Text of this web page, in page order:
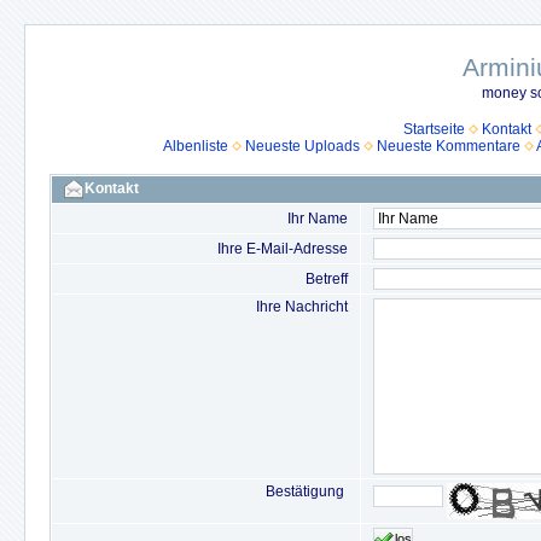
money
Startseite
Kontakt
Albenliste
Neueste Uploads Neueste Kommentare
Kontakt
Ihr Name
Ihre E-Mail-Adresse
Betreff
Ihre Nachricht
Bestätigung